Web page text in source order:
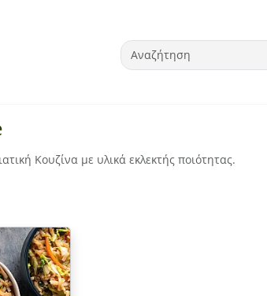
Κουζίνα με υλικά εκλεκτής ποιότητας.